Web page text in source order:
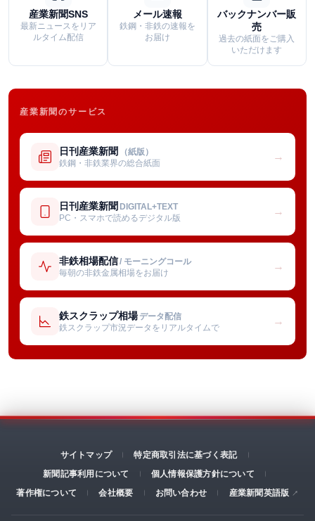
産業新聞SNS
最新ニュースをリア
ルタイム配信
メール速報
鉄鋼・非鉄の速報を
お届け
バックナンバー販
売
過去の紙面をご購入
いただけます
産業新聞のサービス
日刊産業新聞 （紙版）
鉄鋼・非鉄業界の総合紙面
→
日刊産業新聞 DIGITAL+TEXT
PC・スマホで読めるデジタル版
→
非鉄相場配信/ モーニングコール
毎朝の非鉄金属相場をお届け
→
鉄スクラップ相場 データ配信
鉄スクラップ市況データをリアルタイムで
→
サイトマップ
特定商取引法に基づく表記
新聞記事利用について
個人情報保護方針について
著作権について
会社概要 お問い合わせ 産業新聞英語版